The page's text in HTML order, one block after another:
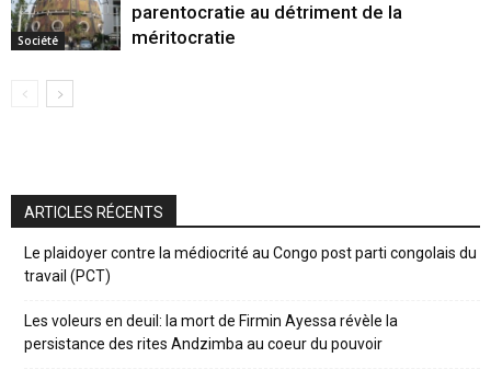
Société
parentocratie au détriment de la
méritocratie
ARTICLES RÉCENTS
Le plaidoyer contre la médiocrité au Congo post parti congolais du
travail (PCT)
Les voleurs en deuil: la mort de Firmin Ayessa révèle la
persistance des rites Andzimba au coeur du pouvoir